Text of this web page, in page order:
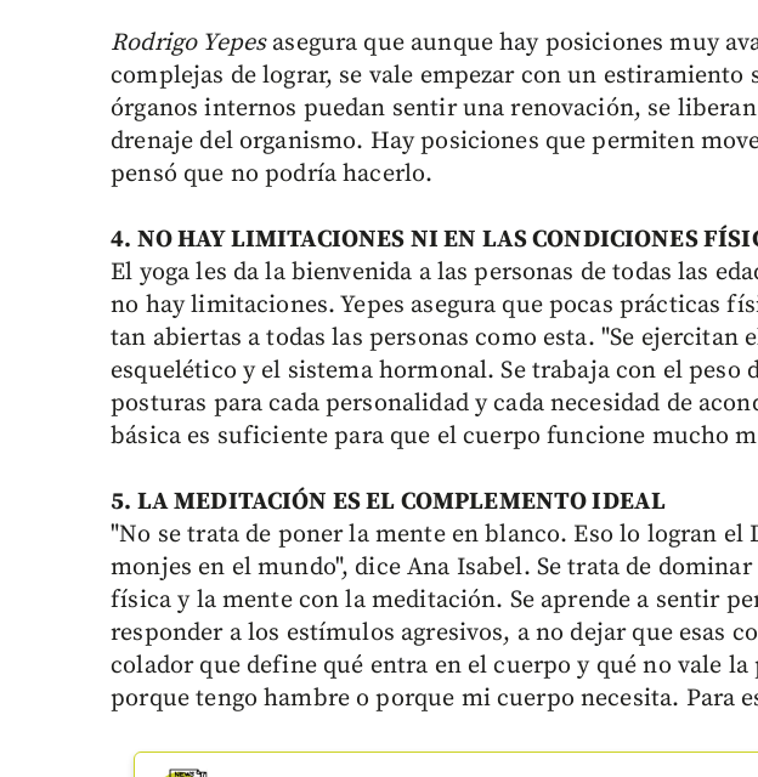
Rodrigo Yepes asegura que aunque hay posiciones muy
complejas de lograr, se vale empezar con un estiramiento
órganos internos puedan sentir una renovación, se
drenaje del organismo. Hay posiciones que permiten
pensó que no podría hacerlo.
4. NO HAY LIMITACIONES NI EN LAS CONDICIONES
El yoga les da la bienvenida a las personas de todas las
no hay limitaciones. Yepes asegura que pocas prácticas
tan abiertas a todas las personas como esta. "Se ejercitan
esquelético y el sistema hormonal. Se trabaja con el peso
posturas para cada personalidad y cada necesidad de
básica es suficiente para que el cuerpo funcione mucho
5. LA MEDITACIÓN ES EL COMPLEMENTO IDEAL
"No se trata de poner la mente en blanco. Eso lo logran el
monjes en el mundo", dice Ana Isabel. Se trata de
física y la mente con la meditación. Se aprende a sentir
responder a los estímulos agresivos, a no dejar que esas
colador que define qué entra en el cuerpo y qué no vale la
porque tengo hambre o porque mi cuerpo necesita. Para